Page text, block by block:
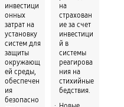
инвестици
онных
затрат на
установку
систем для
защиты
окружающ
ей среды,
обеспечен
ия
безопасно
на
страхован
ие за счет
инвестици
й в
системы
реагирова
ния на
стихийные
бедствия.